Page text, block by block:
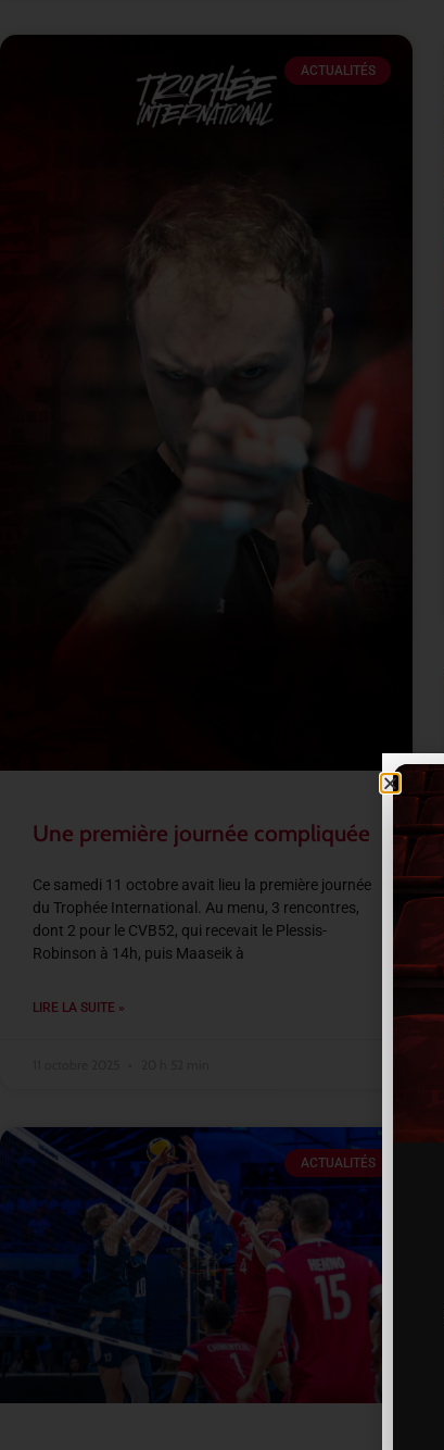
ACTUALITÉS
Une première journée compliquée
Ce samedi 11 octobre avait lieu la première journée
du Trophée International. Au menu, 3 rencontres,
dont 2 pour le CVB52, qui recevait le Plessis-
Robinson à 14h, puis Maaseik à
LIRE LA SUITE »
ACTUALITÉS